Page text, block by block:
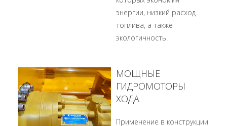
энергии, низкий расход
топлива, а также
экологичность.
МОЩНЫЕ
ГИДРОМОТОРЫ
ХОДА
Применение в конструкции